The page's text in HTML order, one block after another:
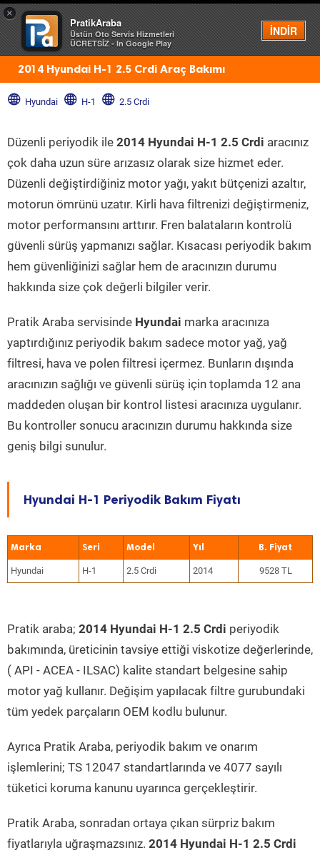
×
PratikAraba
Üstün Oto Servis Hizmetleri
ÜCRETSİZ - In Google Play
İNDİR
Menü
2014 Hyundai H-1 2.5 Crdi Araç Bakımı
Hyundai H-1 2.5 Crdi
Düzenli periyodik ile 2014 Hyundai H-1 2.5 Crdi aracınız
çok daha uzun süre arızasız olarak size hizmet eder.
Düzenli değiştirdiğiniz motor yağı, yakıt bütçenizi azaltır,
motorun ömrünü uzatır. Kirli hava filtrenizi değiştirmeniz,
motor performansını arttırır. Fren balataların kontrolü
güvenli sürüş yapmanızı sağlar. Kısacası periyodik bakım
hem güvenliğinizi sağlar hem de aracınızın durumu
hakkında size çok değerli bilgiler verir.
Pratik Araba servisinde Hyundai marka aracınıza
yaptırdığınız periyodik bakım sadece motor yağ, yağ
filtresi, hava ve polen filtresi içermez. Bunların dışında
aracınızın sağlığı ve güvenli sürüş için toplamda 12 ana
maddeden oluşan bir kontrol listesi aracınıza uygulanır.
Bu kontroller sonucu aracınızın durumu hakkında size
geniş bilgi sunulur.
Hyundai H-1 Periyodik Bakım Fiyatı
Marka Seri Model Yıl
Hyundai H-1 2.5 Crdi 2014 9528 TL
Pratik araba; 2014 Hyundai H-1 2.5 Crdi periyodik
bakımında, üreticinin tavsiye ettiği viskotize değerlerinde,
( API - ACEA - ILSAC) kalite standart belgesine sahip
motor yağ kullanır. Değişim yapılacak filtre gurubundaki
tüm yedek parçaların OEM kodlu bulunur.
Ayrıca Pratik Araba, periyodik bakım ve onarım
işlemlerini; TS 12047 standartlarında ve 4077 sayılı
tüketici koruma kanunu uyarınca gerçekleştirir.
Pratik Araba, sonradan ortaya çıkan sürpriz bakım
fiyatlarıyla uğraşmazsınız. 2014 Hyundai H-1 2.5 Crdi